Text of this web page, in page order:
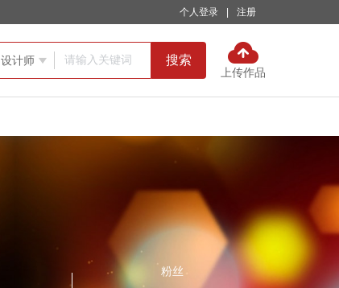
个人登录 注册
设计师  搜索
上传作品
粉丝